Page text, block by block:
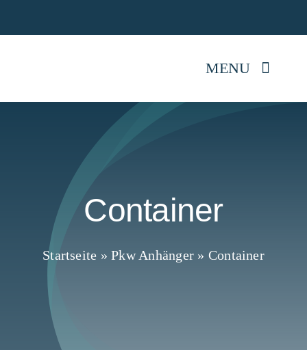
MENU
Mietpark
Container
Startseite »Pkw Anhänger » Container